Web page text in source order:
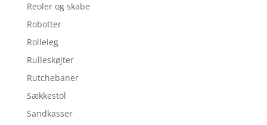
Reoler og skabe
Robotter
Rolleleg
Rulleskøjter
Rutchebaner
Sækkestol
Sandkasser